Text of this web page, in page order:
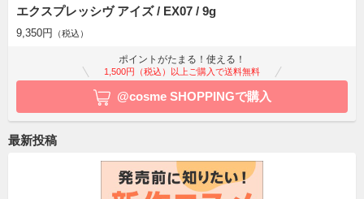
エクスプレッシヴ アイズ / EX07 / 9g
9,350円 （税込）
ポイントがたまる！使える！
1,500円（税込）以上ご購入で送料無料
@cosme SHOPPINGで購入
最新投稿